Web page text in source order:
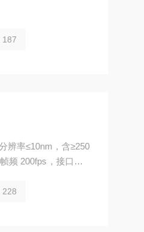
187
辨率≤10nm，含≥250
频 200fps，接口为U
228